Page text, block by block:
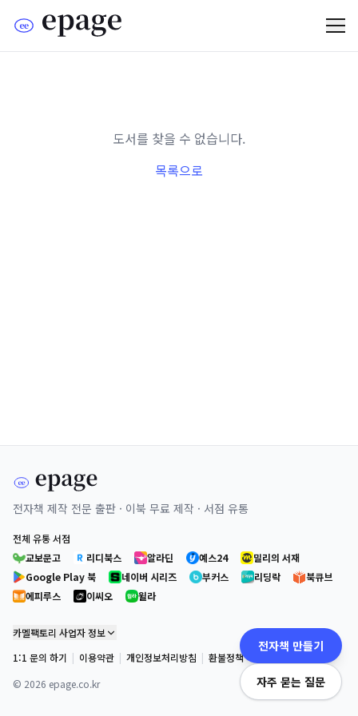
도서를 찾을 수 없습니다.
목록으로
전자책 제작 전문 출판 · 이북 무료 제작 · 서점 유통
전체 유통 서점
교보문고
리디북스 알라딘 예스24
밀리의 서재
Google Play 북
네이버 시리즈 부커스 리딩락
북큐브
에피루스
이씨오 윌라
카멜팩토리 사업자 정보
1:1 문의 하기 | 이용약관 | 개인정보처리방침 | 환불정책
© 2026 epage.co.kr
전자책 만들기
자주 묻는 질문